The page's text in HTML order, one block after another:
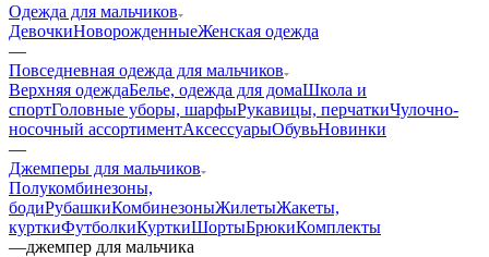
Одежда для мальчиков
ДевочкиНоворожденныеЖенская одежда
—
Повседневная одежда для мальчиков
Верхняя одеждаБелье, одежда для домаШкола и
спортГоловные уборы, шарфыРукавицы, перчаткиЧулочно-
носочный ассортиментАксессуарыОбувьНовинки
—
Джемперы для мальчиков
Полукомбинезоны,
бодиРубашкиКомбинезоныЖилетыЖакеты,
курткиФутболкиКурткиШортыБрюкиКомплекты
—джемпер для мальчика